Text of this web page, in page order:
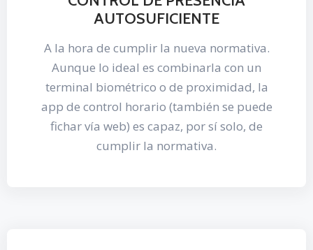
AUTOSUFICIENTE
A la hora de cumplir la nueva normativa.
Aunque lo ideal es combinarla con un
terminal biométrico o de proximidad, la
app de control horario (también se puede
fichar vía web) es capaz, por sí solo, de
cumplir la normativa.